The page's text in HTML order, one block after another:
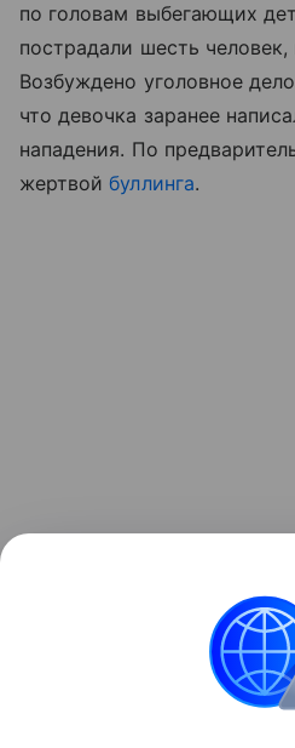
по головам выбегающих
пострадали шесть человек,
Возбуждено уголовное
что девочка заранее
нападения. По
жертвойбуллинга.